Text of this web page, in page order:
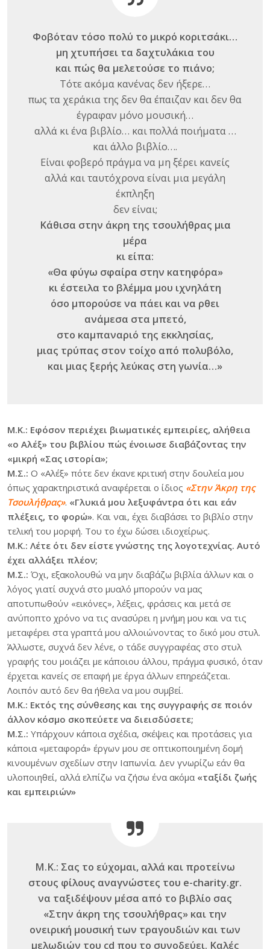
Φοβόταν τόσο πολύ το μικρό κοριτσάκι…
μη χτυπήσει τα δαχτυλάκια του
και πώς θα μελετούσε το πιάνο;
Τότε ακόμα κανένας δεν ήξερε…
πως τα χεράκια της δεν θα έπαιζαν και δεν θα
έγραφαν μόνο μουσική…
αλλά κι ένα βιβλίο… και πολλά ποιήματα …
και άλλο βιβλίο….
Είναι φοβερό πράγμα να μη ξέρει κανείς
αλλά και ταυτόχρονα είναι μια μεγάλη
έκπληξη
δεν είναι;
Κάθισα στην άκρη της τσουλήθρας μια
μέρα
κι είπα:
«Θα φύγω σφαίρα στην κατηφόρα»
κι έστειλα το βλέμμα μου ιχνηλάτη
όσο μπορούσε να πάει και να ρθει
ανάμεσα στα μπετό,
στο καμπαναριό της εκκλησίας,
μιας τρύπας στον τοίχο από πολυβόλο,
και μιας ξερής λεύκας στη γωνία…»
Μ.Κ.: Εφόσον περιέχει βιωματικές εμπειρίες, αλήθεια
«ο Αλέξ» του βιβλίου πώς ένοιωσε διαβάζοντας την
«μικρή «Σας ιστορία»;
Μ.Σ.: Ο «Αλέξ» πότε δεν έκανε κριτική στην δουλεία μου
όπως χαρακτηριστικά αναφέρεται ο ίδιος «Στην Άκρη της
Τσουλήθρας». «Γλυκιά μου λεξυφάντρα ότι και εάν
πλέξεις, το φορώ». Και ναι, έχει διαβάσει το βιβλίο στην
τελική του μορφή. Του το έχω δώσει ιδιοχείρως.
Μ.Κ.: Λέτε ότι δεν είστε γνώστης της λογοτεχνίας. Αυτό
έχει αλλάξει πλέον;
Μ.Σ.: Όχι, εξακολουθώ να μην διαβάζω βιβλία άλλων και ο
λόγος γιατί συχνά στο μυαλό μπορούν να μας
αποτυπωθούν «εικόνες», λέξεις, φράσεις και μετά σε
ανύποπτο χρόνο να τις ανασύρει η μνήμη μου και να τις
μεταφέρει στα γραπτά μου αλλοιώνοντας το δικό μου στυλ.
Άλλωστε, συχνά δεν λένε, ο τάδε συγγραφέας στο στυλ
γραφής του μοιάζει με κάποιου άλλου, πράγμα φυσικό, όταν
έρχεται κανείς σε επαφή με έργα άλλων επηρεάζεται.
Λοιπόν αυτό δεν θα ήθελα να μου συμβεί.
Μ.Κ.: Εκτός της σύνθεσης και της συγγραφής σε ποιόν
άλλον κόσμο σκοπεύετε να διεισδύσετε;
Μ.Σ.: Υπάρχουν κάποια σχέδια, σκέψεις και προτάσεις για
κάποια «μεταφορά» έργων μου σε oπτικοποιημένη δομή
κινουμένων σχεδίων στην Ιαπωνία. Δεν γνωρίζω εάν θα
υλοποιηθεί, αλλά ελπίζω να ζήσω ένα ακόμα «ταξίδι ζωής
και εμπειριών»
Μ.Κ.: Σας το εύχομαι, αλλά και προτείνω
στους φίλους αναγνώστες του e-charity.gr.
να ταξιδέψουν μέσα από το βιβλίο σας
«Στην άκρη της τσουλήθρας» και την
ονειρική μουσική των τραγουδιών και των
μελωδιών του cd που το συνοδεύει. Καλές